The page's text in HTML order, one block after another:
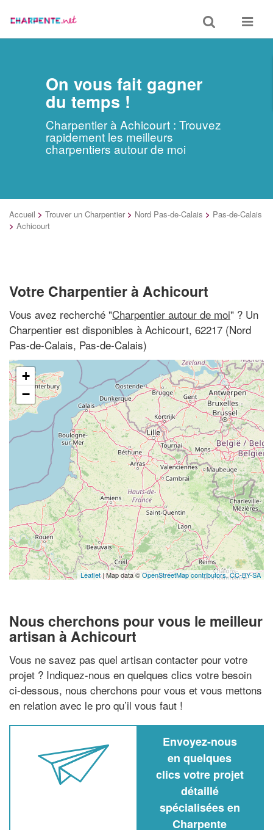
Toggle
search
Toggle
On vous fait gagner
du temps !
Charpentier à Achicourt : Trouvez
rapidement les meilleurs
charpentiers autour de moi
Accueil > Trouver un Charpentier > Nord Pas-de-Calais > Pas-de-Calais
> Achicourt
Votre Charpentier à Achicourt
Vous avez recherché "Charpentier autour de moi" ? Un
Charpentier est disponibles à Achicourt, 62217 (Nord
Pas-de-Calais, Pas-de-Calais)
+
−
Leaflet| Map data ©OpenStreetMap contributors,CC-BY-SA
Nous cherchons pour vous le meilleur
artisan à Achicourt
Vous ne savez pas quel artisan contacter pour votre
projet ? Indiquez-nous en quelques clics votre besoin
ci-dessous, nous cherchons pour vous et vous mettons
en relation avec le pro qu’il vous faut !
Envoyez-nous
en quelques
clics votre projet
détaillé
spécialisées en
Charpente